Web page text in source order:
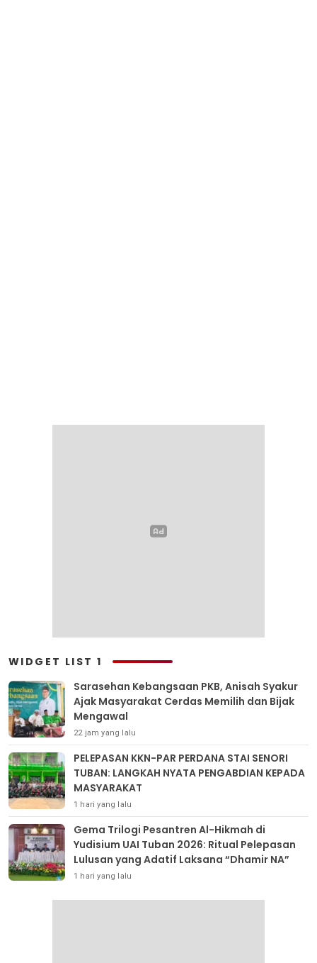
WIDGET LIST 1
Sarasehan Kebangsaan PKB, Anisah Syakur
Ajak Masyarakat Cerdas Memilih dan Bijak
Mengawal
22 jam yang lalu
PELEPASAN KKN-PAR PERDANA STAI SENORI
TUBAN: LANGKAH NYATA PENGABDIAN KEPADA
MASYARAKAT
1 hari yang lalu
Gema Trilogi Pesantren Al-Hikmah di
Yudisium UAI Tuban 2026: Ritual Pelepasan
Lulusan yang Adatif Laksana “Dhamir NA”
1 hari yang lalu